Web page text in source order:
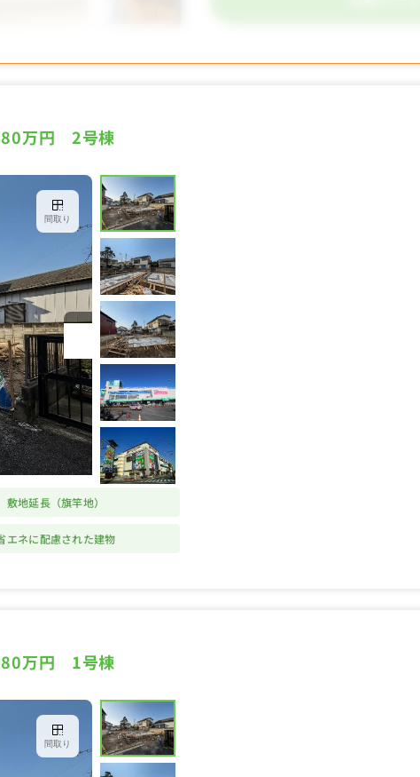
万円 2号棟
間取り
敷地延長（旗竿地）
エネに配慮された建物
万円 1号棟
間取り